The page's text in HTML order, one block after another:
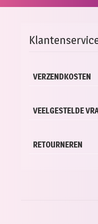
VERZENDKOSTEN
VEELGESTELDE
RETOURNEREN